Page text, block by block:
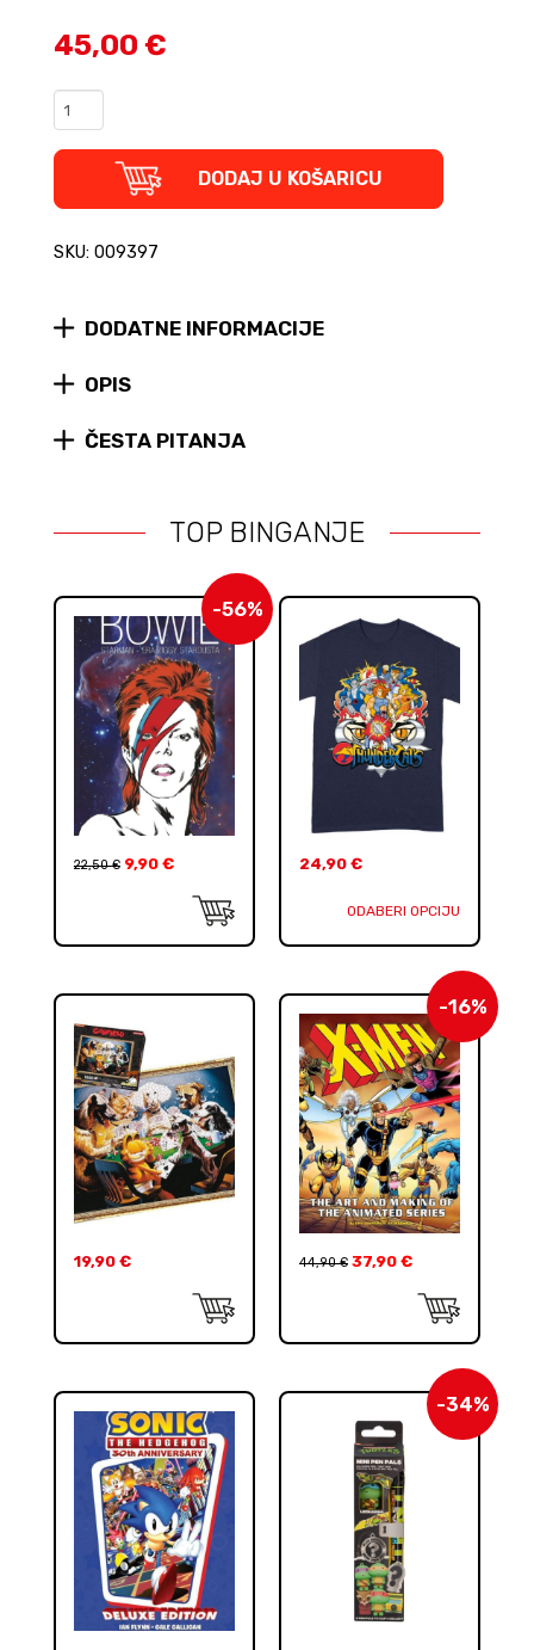
45,00 €
Masera
(tvrdi
DODAJ U KOŠARICU
SKU: 009397
DODATNE INFORMACIJE
OPIS
ČESTA PITANJA
TOP BINGANJE
-56%
22,50€ 9,90 € 24,90 €
ODABERI OPCIJU
19,90 €
-16%
44,90€ 37,90 €
-34%